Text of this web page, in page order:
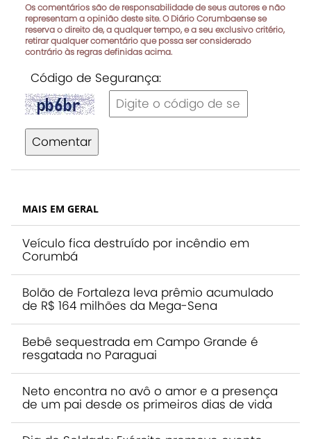
Os comentários são de responsabilidade de seus autores e não
representam a opinião deste site. O Diário Corumbaense se
reserva o direito de, a qualquer tempo, e a seu exclusivo critério,
retirar qualquer comentário que possa ser considerado
contrário às regras definidas acima.
Código de Segurança:
Comentar
MAIS EM GERAL
Veículo fica destruído por incêndio em
Corumbá
Bolão de Fortaleza leva prêmio acumulado
de R$ 164 milhões da Mega-Sena
Bebê sequestrada em Campo Grande é
resgatada no Paraguai
Neto encontra no avô o amor e a presença
de um pai desde os primeiros dias de vida